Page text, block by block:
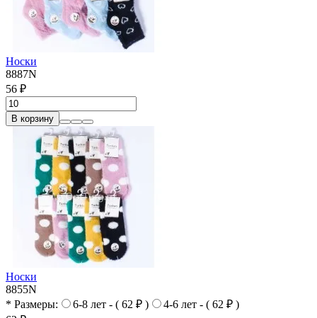
Носки
8887N
56 ₽
В корзину
Носки
8855N
* Размеры:
6-8 лет - ( 62 ₽ )
4-6 лет - ( 62 ₽ )